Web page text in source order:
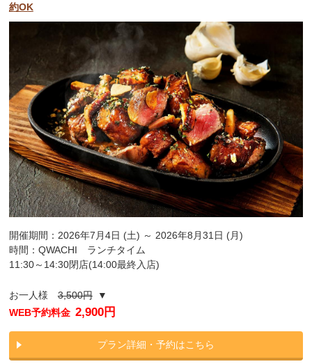
約OK
開催期間：2026年7月4日 (土) ～ 2026年8月31日 (月)
時間：QWACHI ランチタイム
11:30～14:30閉店(14:00最終入店)
お一人様3,500円▼
WEB予約料金 2,900円
プラン詳細・予約はこちら